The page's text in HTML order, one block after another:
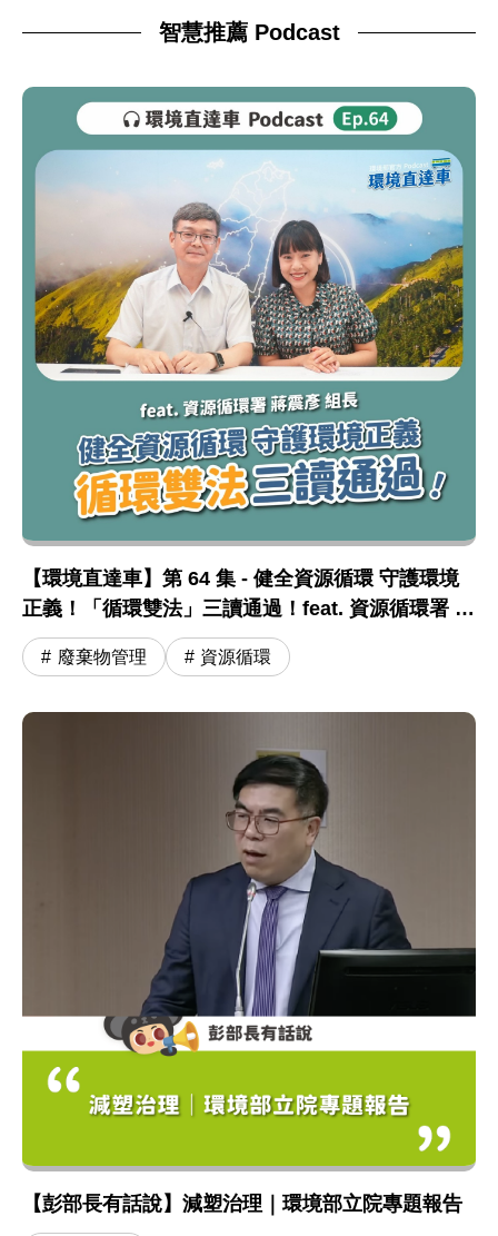
智慧推薦 Podcast
【環境直達車】第 64 集 - 健全資源循環 守護環境
正義！「循環雙法」三讀通過！feat. 資源循環署 蔣
震彥組長
廢棄物管理 資源循環
【彭部長有話說】減塑治理｜環境部立院專題報告